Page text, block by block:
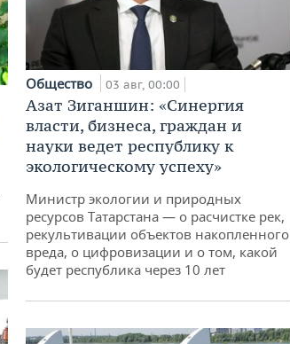
Общество 03 авг, 00:00
Азат Зиганшин: «Синергия
власти, бизнеса, граждан и
науки ведет республику к
экологическому успеху»
Министр экологии и природных
ресурсов Татарстана — о расчистке рек,
рекультивации объектов накопленного
вреда, о цифровизации и о том, какой
будет республика через 10 лет